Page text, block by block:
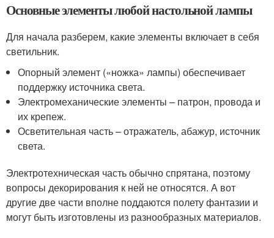
Основные элементы любой настольной лампы
Для начала разберем, какие элементы включает в себя
светильник.
Опорный элемент («ножка» лампы) обеспечивает
поддержку источника света.
Электромеханические элементы – патрон, провода и
их крепеж.
Осветительная часть – отражатель, абажур, источник
света.
Электротехническая часть обычно спрятана, поэтому
вопросы декорирования к ней не относятся. А вот
другие две части вполне поддаются полету фантазии и
могут быть изготовлены из разнообразных материалов.